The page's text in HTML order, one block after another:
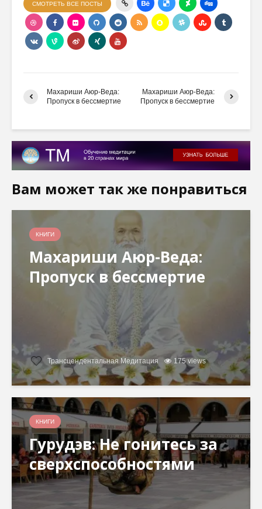
СМОТРЕТЬ ВСЕ ПОСТЫ
Махариши Аюр-Веда:
Пропуск в бессмертие
Махариши Аюр-Веда:
Пропуск в бессмертие
Вам может так же понравиться
КНИГИ
Махариши Аюр-Веда:
Пропуск в бессмертие
Трансцендентальная Медитация 175 views
КНИГИ
Гурудэв: Не гонитесь за
сверхспособностями